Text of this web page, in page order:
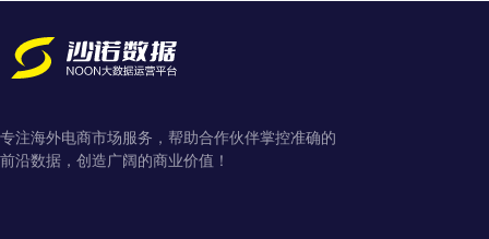
专注海外电商市场服务，帮助合作伙伴掌控准确的
前沿数据，创造广阔的商业价值！